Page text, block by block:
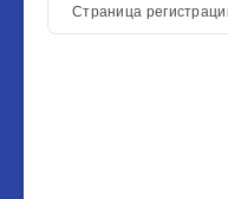
Страница